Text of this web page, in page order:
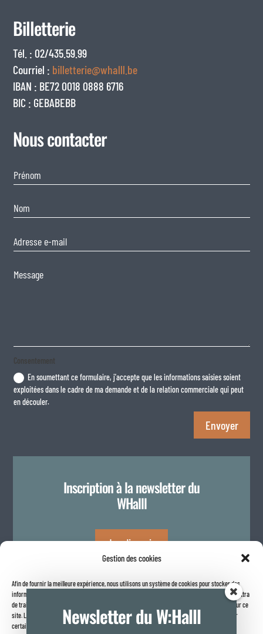
Gestion des cookies
Afin de fournir la meilleure expérience, nous utilisons un système de cookies pour stocker des
informations sur votre navigateur internet. Le fait de consentir à ces technologies nous permettra
de traiter des données telles que le comportement de navigation ou les identifiants uniques sur ce
site. Le fait de ne pas consentir ou de retirer son consentement peut avoir un effet négatif sur
certaines caractéristiques et fonctions.
Billetterie
Tél. : 02/435.59.99
Courriel : billetterie@whalll.be
IBAN : BE72 0018 0888 6716
BIC : GEBABEBB
Nous contacter
Consentement
En soumettant ce formulaire, j'accepte que les informations saisies soient
exploitées dans le cadre de ma demande et de la relation commerciale qui peut
en découler.
Envoyer
Inscription à la newsletter du
WHalll
Je m'inscris
Newsletter du W:Halll